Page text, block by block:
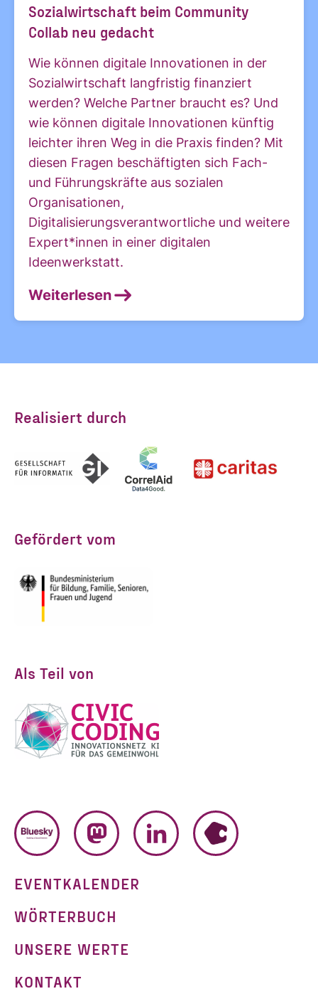
Sozialwirtschaft beim Community
Collab neu gedacht
Wie können digitale Innovationen in der
Sozialwirtschaft langfristig finanziert
werden? Welche Partner braucht es? Und
wie können digitale Innovationen künftig
leichter ihren Weg in die Praxis finden? Mit
diesen Fragen beschäftigten sich Fach-
und Führungskräfte aus sozialen
Organisationen,
Digitalisierungsverantwortliche und weitere
Expert*innen in einer digitalen
Ideenwerkstatt.
Weiterlesen
Realisiert durch
Gefördert vom
Als Teil von
BLUESKYMASTODONLINKEDINHUMHUB
EVENTKALENDER
WÖRTERBUCH
UNSERE WERTE
KONTAKT